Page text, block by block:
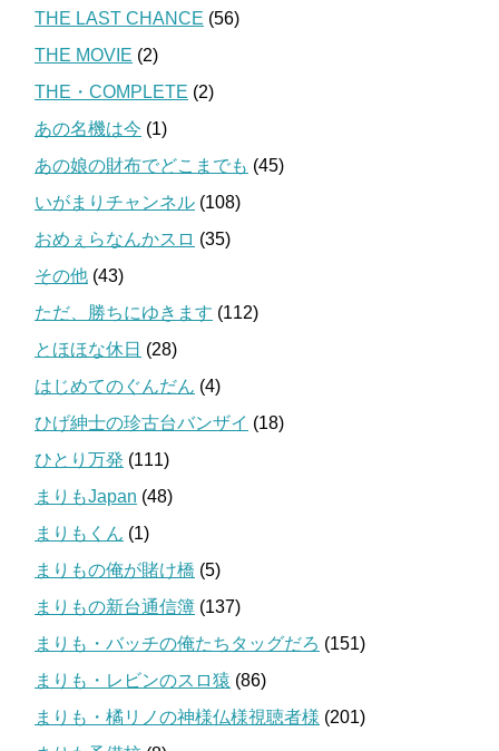
THE LAST CHANCE (56)
THE MOVIE (2)
THE・COMPLETE (2)
あの名機は今 (1)
あの娘の財布でどこまでも (45)
いがまりチャンネル (108)
おめぇらなんかスロ (35)
その他 (43)
ただ、勝ちにゆきます (112)
とほほな休日 (28)
はじめてのぐんだん (4)
ひげ紳士の珍古台バンザイ (18)
ひとり万発 (111)
まりもJapan (48)
まりもくん (1)
まりもの俺が賭け橋 (5)
まりもの新台通信簿 (137)
まりも・バッチの俺たちタッグだろ (151)
まりも・レビンのスロ猿 (86)
まりも・橘リノの神様仏様視聴者様 (201)